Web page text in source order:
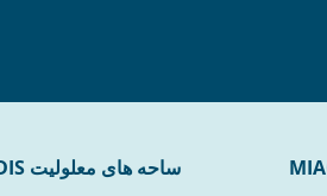
ساحه های معلولیت NDIS